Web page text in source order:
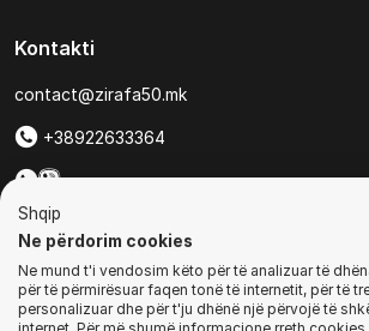
Kontakti
contact@zirafa50.mk
+38922633364
Për kërkesa të ofertave:
b2b@zirafa50.mk
Jadranska Magistrala No. 86, Skopje, North
Shqip
Ne përdorim cookies
Ne mund t'i vendosim këto për të analizuar të
për të përmirësuar faqen tonë të internetit, për të
personalizuar dhe për t'ju dhënë një përvojë të